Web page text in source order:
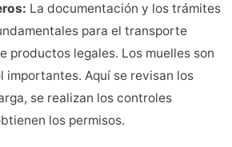
: La documentación y los trámites
para el transporte
productos legales. Los muelles son
importantes. Aquí se revisan los
se realizan los controles
los permisos.